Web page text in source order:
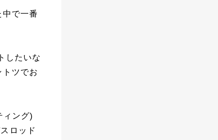
で一番
したいな
ツでお
ィング)
ロッド